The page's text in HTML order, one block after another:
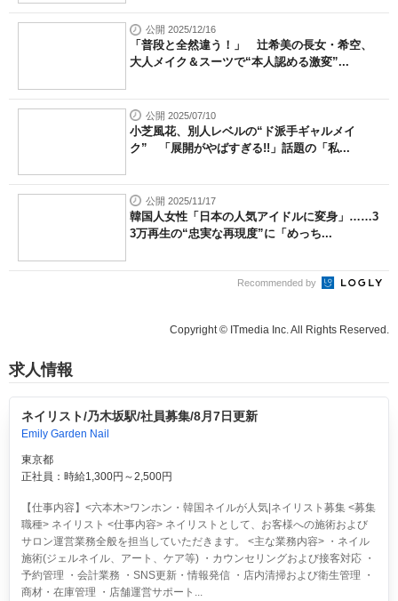
公開 2025/12/16
「普段と全然違う！」 辻希美の長女・希空、
大人メイク＆スーツで“本人認める激変”...
公開 2025/07/10
小芝風花、別人レベルの“ド派手ギャルメイ
ク” 「展開がやばすぎる!!」話題の「私...
公開 2025/11/17
韓国人女性「日本の人気アイドルに変身」……3
3万再生の“忠実な再現度”に「めっち...
Recommended by
Copyright © ITmedia Inc. All Rights Reserved.
求人情報
ネイリスト/乃木坂駅/社員募集/8月7日更新
Emily Garden Nail
東京都
正社員：時給1,300円～2,500円
【仕事内容】<六本木>ワンホン・韓国ネイルが人気|ネイリスト募集 <募集
職種> ネイリスト <仕事内容> ネイリストとして、お客様への施術および
サロン運営業務全般を担当していただきます。 <主な業務内容> ・ネイル
施術(ジェルネイル、アート、ケア等) ・カウンセリングおよび接客対応 ・
予約管理 ・会計業務 ・SNS更新・情報発信 ・店内清掃および衛生管理 ・
商材・在庫管理 ・店舗運営サポート...